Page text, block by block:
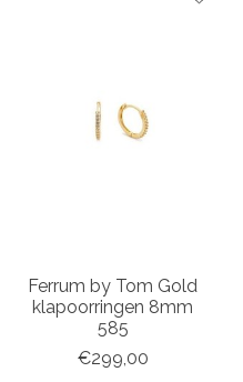
Ferrum by Tom Gold
klapoorringen 8mm
585
€299,00